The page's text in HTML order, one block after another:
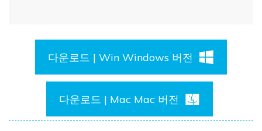
다운로드 | Win Windows 버전
다운로드 | Mac Mac 버전